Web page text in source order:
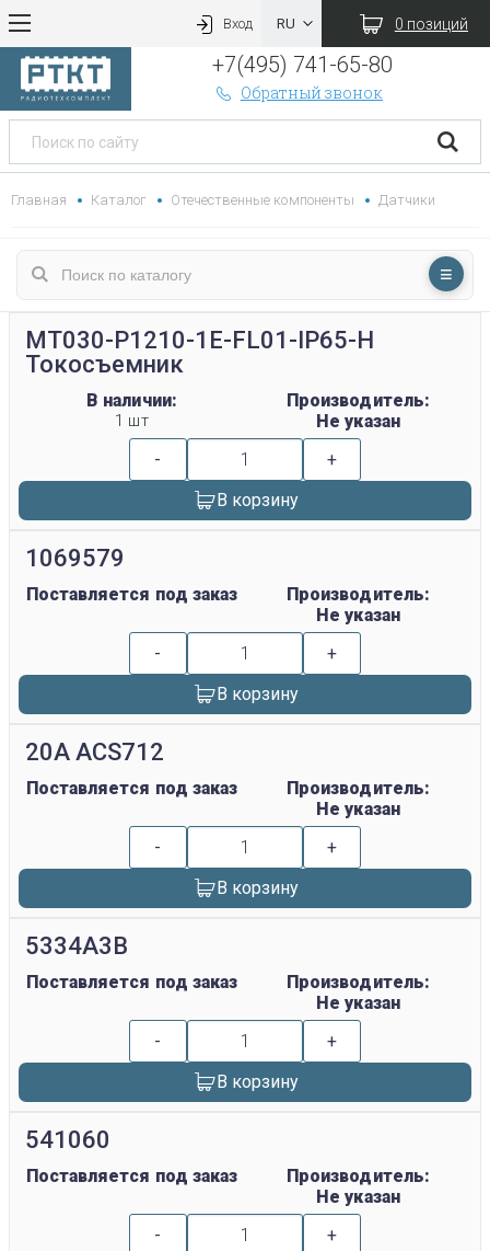
Вход 0 позиций
+7(495) 741-65-80
Обратный звонок
Главная Каталог Отечественные компоненты Датчики
МТ030-P1210-1E-FL01-IP65-H
Токосъемник
В наличии:
1 шт
Производитель:
Не указан
-
+
В корзину
1069579
Поставляется под заказ
Производитель:
Не указан
-
+
В корзину
20A ACS712
Поставляется под заказ
Производитель:
Не указан
-
+
В корзину
5334A3B
Поставляется под заказ
Производитель:
Не указан
-
+
В корзину
541060
Поставляется под заказ
Производитель:
Не указан
-
+